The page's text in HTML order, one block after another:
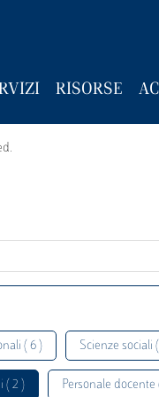
RISORSE
( 6 ) Scienze sociali
( 2 ) Personale docente